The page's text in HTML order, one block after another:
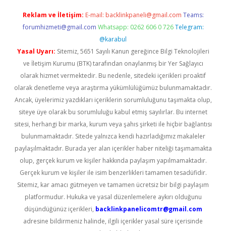
Reklam ve İletişim: E-mail: backlinkpaneli@gmail.com Teams:
forumhizmeti@gmail.com Whatsapp: 0262 606 0 726 Telegram:
@karabul
Yasal Uyarı: Sitemiz, 5651 Sayılı Kanun gereğince Bilgi Teknolojileri
ve İletişim Kurumu (BTK) tarafından onaylanmış bir Yer Sağlayıcı
olarak hizmet vermektedir. Bu nedenle, sitedeki içerikleri proaktif
olarak denetleme veya araştırma yükümlülüğümüz bulunmamaktadır.
Ancak, üyelerimiz yazdıkları içeriklerin sorumluluğunu taşımakta olup,
siteye üye olarak bu sorumluluğu kabul etmiş sayılırlar. Bu internet
sitesi, herhangi bir marka, kurum veya şahıs şirketi ile hiçbir bağlantısı
bulunmamaktadır. Sitede yalnızca kendi hazırladığımız makaleler
paylaşılmaktadır. Burada yer alan içerikler haber niteliği taşımamakta
olup, gerçek kurum ve kişiler hakkında paylaşım yapılmamaktadır.
Gerçek kurum ve kişiler ile isim benzerlikleri tamamen tesadüfidir.
Sitemiz, kar amacı gütmeyen ve tamamen ücretsiz bir bilgi paylaşım
platformudur. Hukuka ve yasal düzenlemelere aykırı olduğunu
düşündüğünüz içerikleri, backlinkpanelicomtr@gmail.com
adresine bildirmeniz halinde, ilgili içerikler yasal süre içerisinde